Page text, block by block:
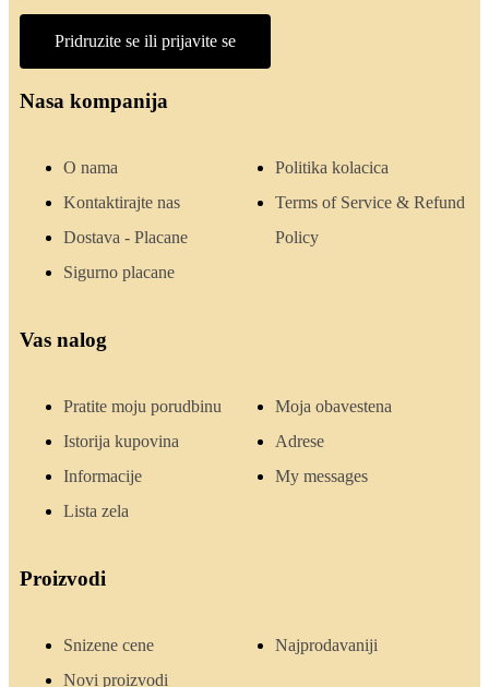
Pridruzite se ili prijavite se
Nasa kompanija
O nama
Kontaktirajte nas
Dostava - Placane
Sigurno placane
Politika kolacica
Terms of Service & Refund
Policy
Vas nalog
Pratite moju porudbinu
Istorija kupovina
Informacije
Lista zela
Moja obavestena
Adrese
My messages
Proizvodi
Snizene cene
Novi proizvodi
Najprodavaniji